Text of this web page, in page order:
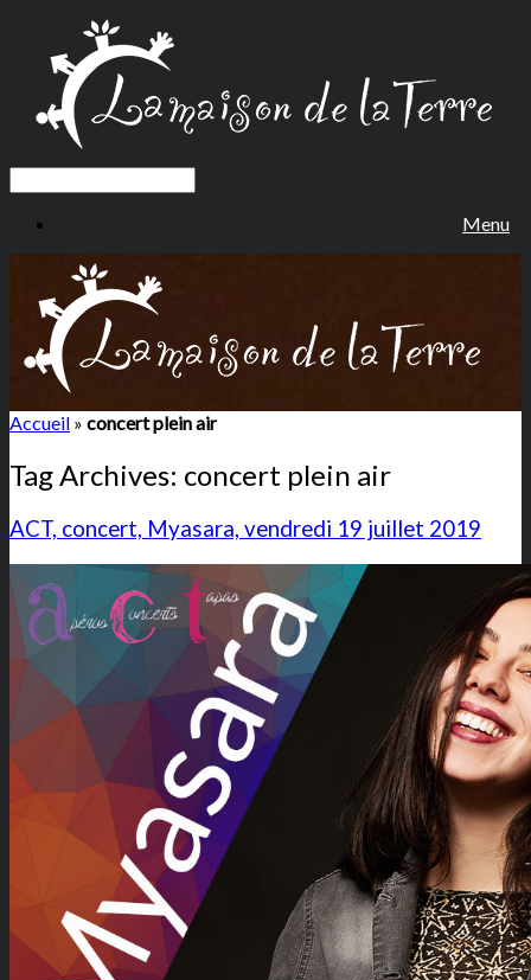
Menu
Accueil » concert plein air
Tag Archives: concert plein air
ACT, concert, Myasara, vendredi 19 juillet 2019